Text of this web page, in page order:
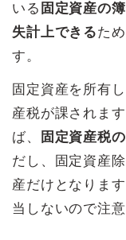
いる 固定資産の
失計上できるた
す。
固定資産を所有
産税が課されま
ば、
固定資産税
だし、固定資産
産だけとなりま
当しないので注